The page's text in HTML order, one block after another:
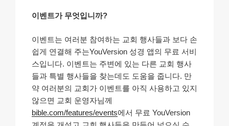
이벤트가 무엇입니까?
이벤트는 여러분 참여하는 교회 행사들과 보다 손
쉽게 연결해 주는YouVersion 성경 앱의 무료 서비
스입니다. 이벤트는 주변에 있는 다른 교회 행사
들과 특별 행사들을 찾는데도 도움을 줍니다. 만
약 여러분의 교회가 이벤트를 아직 사용하고 있지
않으면 교회 운영자님께
bible.com/features/events에서 무료 YouVersion